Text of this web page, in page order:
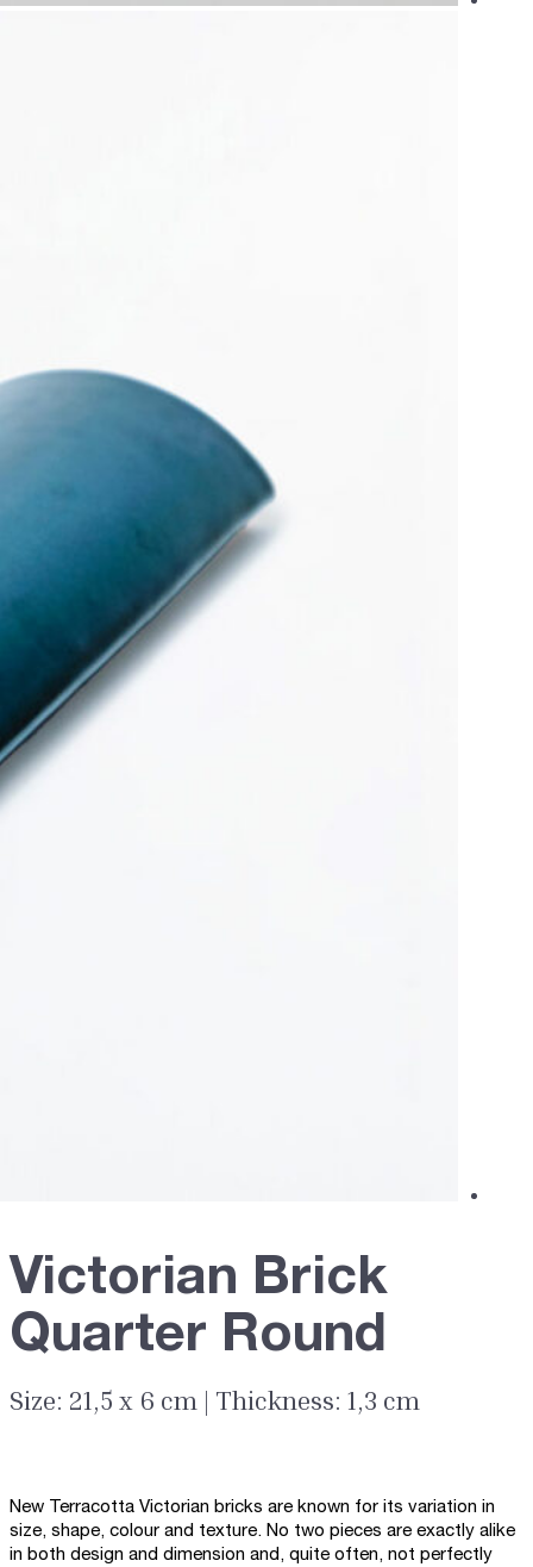
Victorian Brick
Quarter Round
Size: 21,5 x 6 cm | Thickness: 1,3 cm
New Terracotta Victorian bricks are known for its variation in
size, shape, colour and texture. No two pieces are exactly alike
in both design and dimension and, quite often, not perfectly